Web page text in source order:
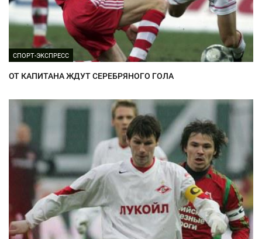
СПОРТ-ЭКСПРЕСС
ОТ КАПИТАНА ЖДУТ СЕРЕБРЯНОГО ГОЛА